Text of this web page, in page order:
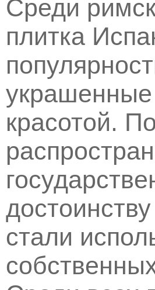
Среди
плитка
красотой.
стали